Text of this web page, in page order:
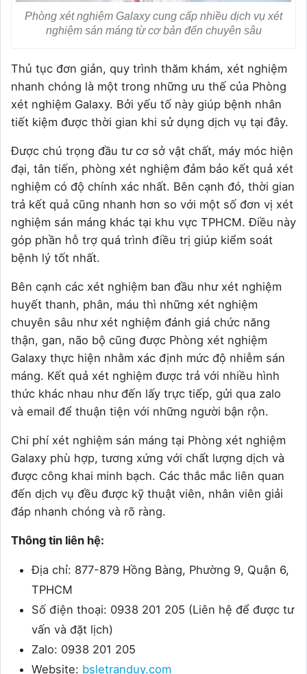
Phòng xét nghiệm Galaxy cung cấp nhiều dịch vụ xét
nghiệm sán máng từ cơ bản đến chuyên sâu
Thủ tục đơn giản, quy trình thăm khám, xét nghiệm
nhanh chóng là một trong những ưu thế của Phòng
xét nghiệm Galaxy. Bởi yếu tố này giúp bệnh nhân
tiết kiệm được thời gian khi sử dụng dịch vụ tại đây.
Được chú trọng đầu tư cơ sở vật chất, máy móc hiện
đại, tân tiến, phòng xét nghiệm đảm bảo kết quả xét
nghiệm có độ chính xác nhất. Bên cạnh đó, thời gian
trả kết quả cũng nhanh hơn so với một số đơn vị xét
nghiệm sán máng khác tại khu vực TPHCM. Điều này
góp phần hỗ trợ quá trình điều trị giúp kiểm soát
bệnh lý tốt nhất.
Bên cạnh các xét nghiệm ban đầu như xét nghiệm
huyết thanh, phân, máu thì những xét nghiệm
chuyên sâu như xét nghiệm đánh giá chức năng
thận, gan, não bộ cũng được Phòng xét nghiệm
Galaxy thực hiện nhằm xác định mức độ nhiễm sán
máng. Kết quả xét nghiệm được trả với nhiều hình
thức khác nhau như đến lấy trực tiếp, gửi qua zalo
và email để thuận tiện với những người bận rộn.
Chi phí xét nghiệm sán máng tại Phòng xét nghiệm
Galaxy phù hợp, tương xứng với chất lượng dịch và
được công khai minh bạch. Các thắc mắc liên quan
đến dịch vụ đều được kỹ thuật viên, nhân viên giải
đáp nhanh chóng và rõ ràng.
Thông tin liên hệ:
Địa chỉ: 877-879 Hồng Bàng, Phường 9, Quận 6,
TPHCM
Số điện thoại: 0938 201 205 (Liên hệ để được tư
vấn và đặt lịch)
Zalo: 0938 201 205
Website: bsletranduy.com